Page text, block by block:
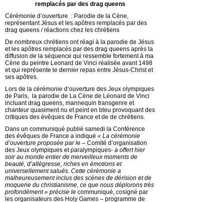
remplacés par des drag queens
Cérémonie d’ouverture : Parodie de la Cène,
représentant Jésus et les apôtres remplacés par des
drag queens / réactions chez les chrétiens
De nombreux chrétiens ont réagi à la parodie de Jésus
et les apôtres remplacés par des drag queens après la
diffusion de la séquence qui ressemble fortement à ma
Cène du peintre Leonard de Vinci réalisée avant 1498
et qui représente le dernier repas entre Jésus-Christ et
ses apôtres.
Lors de la cérémonie d’ouverture des Jeux olympiques
de Paris, la parodie de La Cène de Léonard de Vinci
incluant drag queens, mannequin transgenre et
chanteur quasiment nu et peint en bleu provoquant des
critiques des évêques de France et de de chrétiens.
Dans un communiqué publié samedi la Conférence
des évêques de France a indiqué « La cérémonie
d’ouverture proposée par le – Comité d’organisation
des Jeux olympiques et paralympiques- a offert hier
soir au monde entier de merveilleux moments de
beauté, d’allégresse, riches en émotions et
universellement salués. Cette cérémonie a
malheureusement inclus des scènes de dérision et de
moquerie du christianisme, ce que nous déplorons très
profondément » précise le communiqué, cosigné par
les organisateurs des Holy Games – programme de